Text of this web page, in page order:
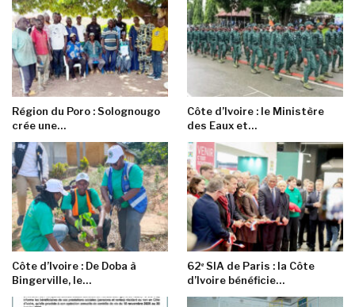
Région du Poro : Solognougo
crée une…
Côte d’Ivoire : le Ministère
des Eaux et…
Côte d’Ivoire : De Doba à
Bingerville, le…
62ᵉ SIA de Paris : la Côte
d’Ivoire bénéficie…